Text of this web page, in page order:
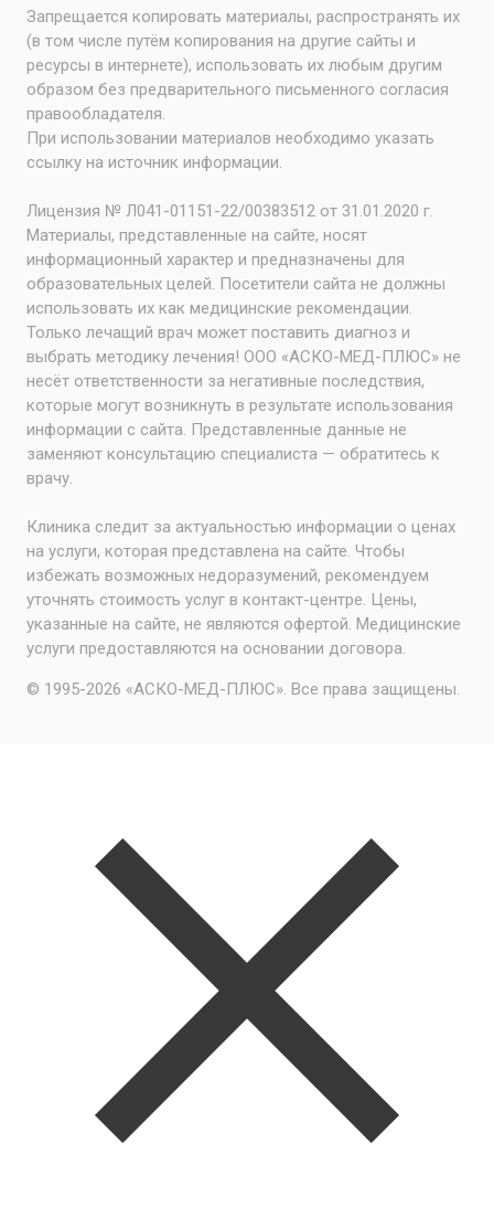
Запрещается копировать материалы, распространять их
(в том числе путём копирования на другие сайты и
ресурсы в интернете), использовать их любым другим
образом без предварительного письменного согласия
правообладателя.
При использовании материалов необходимо указать
ссылку на источник информации.
Лицензия № Л041-01151-22/00383512 от 31.01.2020 г.
Материалы, представленные на сайте, носят
информационный характер и предназначены для
образовательных целей. Посетители сайта не должны
использовать их как медицинские рекомендации.
Только лечащий врач может поставить диагноз и
выбрать методику лечения! ООО «АСКО-МЕД-ПЛЮС» не
несёт ответственности за негативные последствия,
которые могут возникнуть в результате использования
информации с сайта. Представленные данные не
заменяют консультацию специалиста — обратитесь к
врачу.
Клиника следит за актуальностью информации о ценах
на услуги, которая представлена на сайте. Чтобы
избежать возможных недоразумений, рекомендуем
уточнять стоимость услуг в контакт-центре. Цены,
указанные на сайте, не являются офертой. Медицинские
услуги предоставляются на основании договора.
© 1995-2026 «АСКО-МЕД-ПЛЮС». Все права защищены.